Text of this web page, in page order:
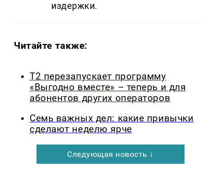
издержки.
Читайте также:
Т2 перезапускает программу
«Выгодно вместе» – теперь и для
абонентов других операторов
Семь важных дел: какие привычки
сделают неделю ярче
Следующая новость ↓